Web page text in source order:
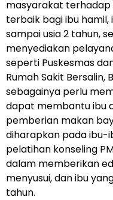
masyarakat
terbaik bagi ibu hamil,
sampai usia 2 tahun,
menyediakan
seperti Puskesmas
Rumah Sakit Bersalin,
sebagainya perlu
dapat membantu ibu
pemberian makan
diharapkan pada ibu-
pelatihan konseling
dalam memberikan
menyusui, dan ibu
tahun.